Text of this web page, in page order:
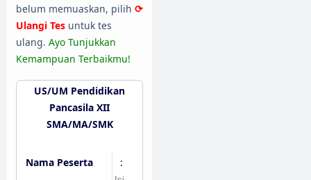
belum memuaskan, pilih ⟳
Ulangi Tes untuk tes
ulang. Ayo Tunjukkan
Kemampuan Terbaikmu!
US/UM Pendidikan
Pancasila XII
SMA/MA/SMK
Nama Peserta :